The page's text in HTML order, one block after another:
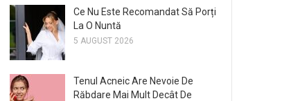
Ce Nu Este Recomandat Să Porți
La O Nuntă
5 AUGUST 2026
Tenul Acneic Are Nevoie De
Răbdare Mai Mult Decât De